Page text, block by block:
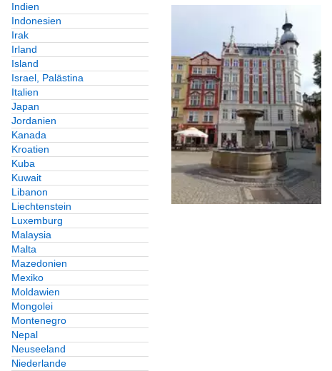
Indien
Indonesien
Irak
Irland
Island
Israel, Palästina
Italien
Japan
Jordanien
Kanada
Kroatien
Kuba
Kuwait
Libanon
Liechtenstein
Luxemburg
Malaysia
Malta
Mazedonien
Mexiko
Moldawien
Mongolei
Montenegro
Nepal
Neuseeland
Niederlande